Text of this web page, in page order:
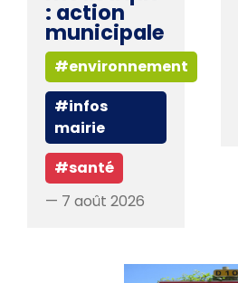
: action
municipale
#environnement
#infos
mairie
#santé
— 7 août 2026